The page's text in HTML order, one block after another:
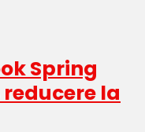
Spring
reducere la